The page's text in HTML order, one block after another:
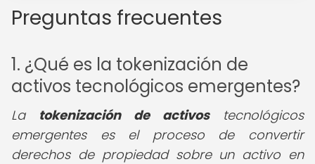
Preguntas frecuentes
1. ¿Qué es la tokenización de
activos tecnológicos emergentes?
La tokenización de activostecnológicos
emergentes es el proceso de convertir
derechos de propiedad sobre un activo en